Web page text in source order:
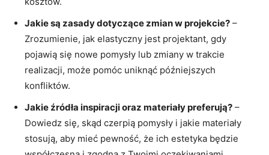
Jakie ‍są ⁢zasady dotyczące ‌zmian w projekcie? –
Zrozumienie, jak elastyczny jest projektant, gdy
pojawią⁢ się⁤ nowe pomysły lub zmiany ⁣w trakcie
realizacji, może⁢ pomóc ‌uniknąć późniejszych
konfliktów.
Jakie źródła inspiracji​ oraz materiały preferują? –
Dowiedz się, skąd czerpią pomysły i jakie⁣ materiały
stosują,‍ aby mieć pewność, że ich estetyka ⁣będzie